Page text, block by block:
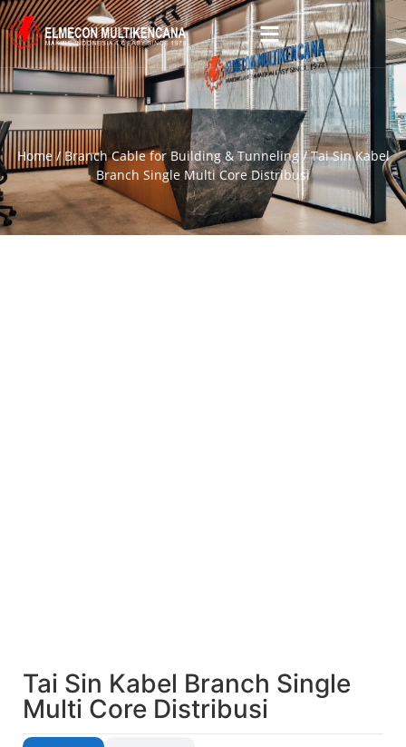
Home/Branch Cable for Building & Tunneling/ Tai Sin Kabel
Branch Single Multi Core Distribusi
Tai Sin Kabel Branch Single
Multi Core Distribusi